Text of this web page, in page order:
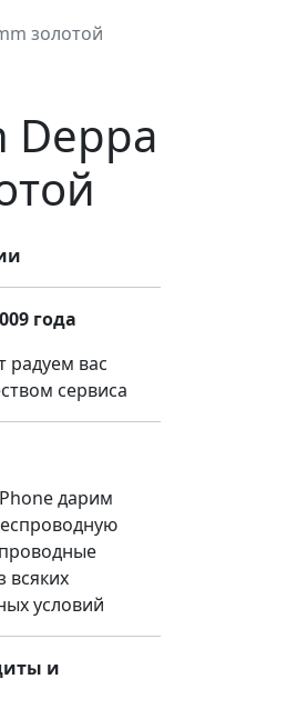
золотой
Deppa
года
радуем вас
сервиса
дарим
всяких
условий
и